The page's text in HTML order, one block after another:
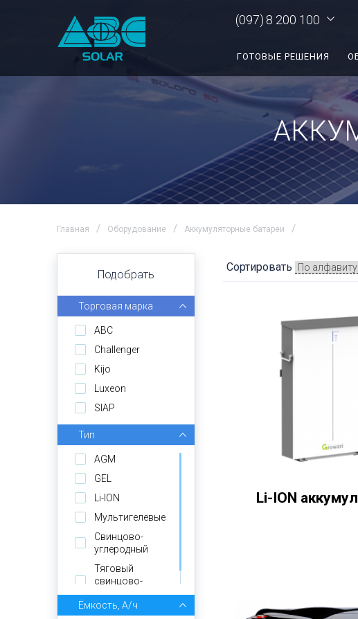
(097) 8 200 100
ГОТОВЫЕ РЕШЕНИЯ
Главная Оборудование Аккумуляторные батареи
Подобрать
Торговая марка
ABC
Challenger
Kijo
Luxeon
SIAP
Тип
AGM
GEL
Li-ION
Мультигелевые
Свинцово-
углеродный
Тяговый
свинцово-
кислотный
Ёмкость, А/ч
Сортировать
Li-ION